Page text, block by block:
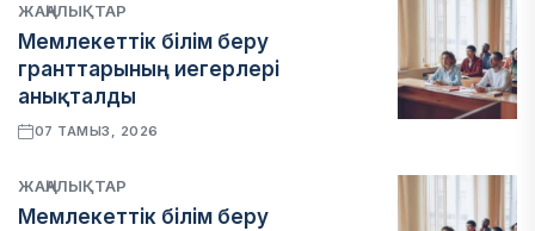
ЖАҢАЛЫҚТАР
Мемлекеттік білім беру
гранттарының иегерлері
анықталды
07 ТАМЫЗ, 2026
ЖАҢАЛЫҚТАР
Мемлекеттік білім беру